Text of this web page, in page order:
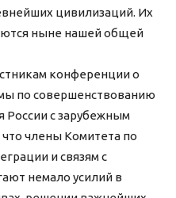
цивилизаций. Их
ныне нашей общей
конференции о
по совершенствованию
России с зарубежным
члены Комитета по
и связям с
немало усилий в